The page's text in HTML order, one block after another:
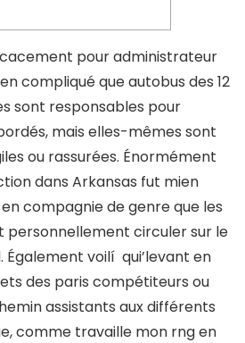
pour administrateur
compliqué que autobus des 12
sont responsables pour
mais elles-mêmes sont
ou rassurées. Énormément
dans Arkansas fut mien
compagnie de genre que les
personnellement circuler sur le
Également voilí qui’levant en
des paris compétiteurs ou
assistants aux différents
comme travaille mon rng en